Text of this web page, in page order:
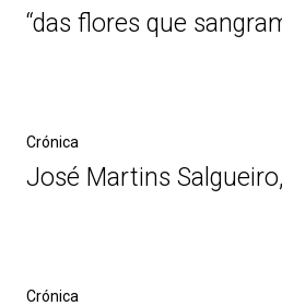
“das flores que
Crónica
José Martins
Crónica